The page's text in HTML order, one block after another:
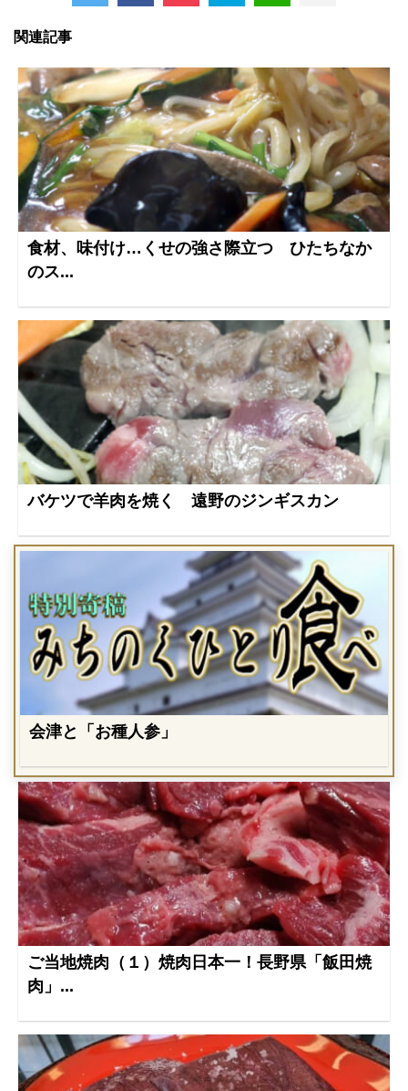
関連記事
食材、味付け…くせの強さ際立つ ひたちなか
のス...
バケツで羊肉を焼く 遠野のジンギスカン
会津と「お種人参」
ご当地焼肉（１）焼肉日本一！長野県「飯田焼
肉」...